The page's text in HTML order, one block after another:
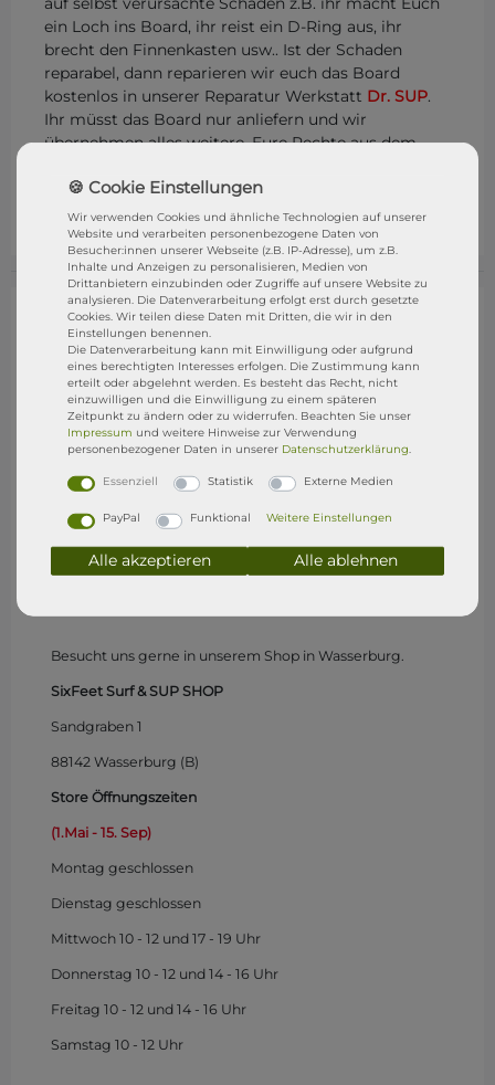
ein Loch ins Board, ihr reist ein D-Ring aus, ihr
brecht den Finnenkasten usw.. Ist der Schaden
reparabel, dann reparieren wir euch das Board
kostenlos in unserer Reparatur Werkstatt Dr. SUP.
Ihr müsst das Board nur anliefern und wir
übernehmen alles weitere. Eure Rechte aus dem
bestehen. STRESSFREI SUPen mit der
GARANTIE
SixFeet Surf & SUP Shop
Besucht uns gerne in unserem Shop in Wasserburg.
SixFeet Surf & SUP SHOP
Sandgraben 1
88142 Wasserburg (B)
Store Öffnungszeiten
(1.Mai - 15. Sep)
Montag geschlossen
Dienstag geschlossen
Mittwoch 10 - 12 und 17 - 19 Uhr
Donnerstag 10 - 12 und 14 - 16 Uhr
Freitag 10 - 12 und 14 - 16 Uhr
Samstag 10 - 12 Uhr
Wir verwenden Cookies und ähnliche Technologien auf unserer
Website und verarbeiten personenbezogene Daten von
Besucher:innen unserer Webseite (z.B. IP-Adresse), um z.B.
Inhalte und Anzeigen zu personalisieren, Medien von
Drittanbietern einzubinden oder Zugriffe auf unsere Website zu
analysieren. Die Datenverarbeitung erfolgt erst durch gesetzte
Cookies. Wir teilen diese Daten mit Dritten, die wir in den
Einstellungen benennen.
Die Datenverarbeitung kann mit Einwilligung oder aufgrund
eines berechtigten Interesses erfolgen. Die Zustimmung kann
erteilt oder abgelehnt werden. Es besteht das Recht, nicht
einzuwilligen und die Einwilligung zu einem späteren
Zeitpunkt zu ändern oder zu widerrufen. Beachten Sie unser
Impressum und weitere Hinweise zur Verwendung
personenbezogener Daten in unserer Daten­schutz­erklärung
Essenziell Statistik Externe Medien
PayPal Funktional Weitere Einstellungen
Alle akzeptieren Alle ablehnen